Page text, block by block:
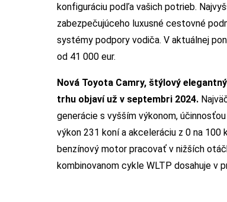
konfiguráciu podľa vašich potrieb.
zabezpečujúceho luxusné cestovné
systémy podpory vodiča. V aktuálnej
od 41 000 eur.
Nová Toyota Camry, štýlový
trhu objaví už v septembri 2024.
generácie s vyšším výkonom,
výkon 231 koní a akceleráciu z 0 na
benzínový motor pracovať v nižších
kombinovanom cykle WLTP dosahuje v